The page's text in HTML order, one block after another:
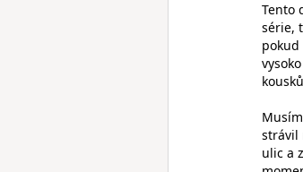
Tento
série,
pokud
strávil
ulic a